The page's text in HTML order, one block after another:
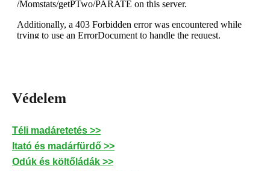
Védelem
Téli madáretetés >>
Itató és madárfürdő >>
Odúk és költőládák >>